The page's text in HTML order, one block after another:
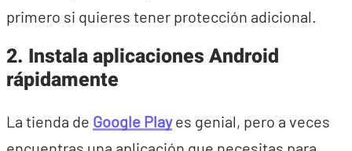
primero si quieres tener protección adicional.
2. Instala aplicaciones Android
rápidamente
La tienda de Google Playes genial, pero a veces